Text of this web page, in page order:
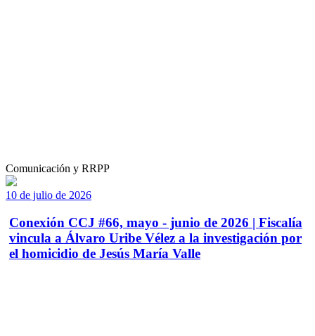
Comunicación y RRPP
10 de julio de 2026
Conexión CCJ #66, mayo - junio de 2026 | Fiscalía
vincula a Álvaro Uribe Vélez a la investigación por
el homicidio de Jesús María Valle